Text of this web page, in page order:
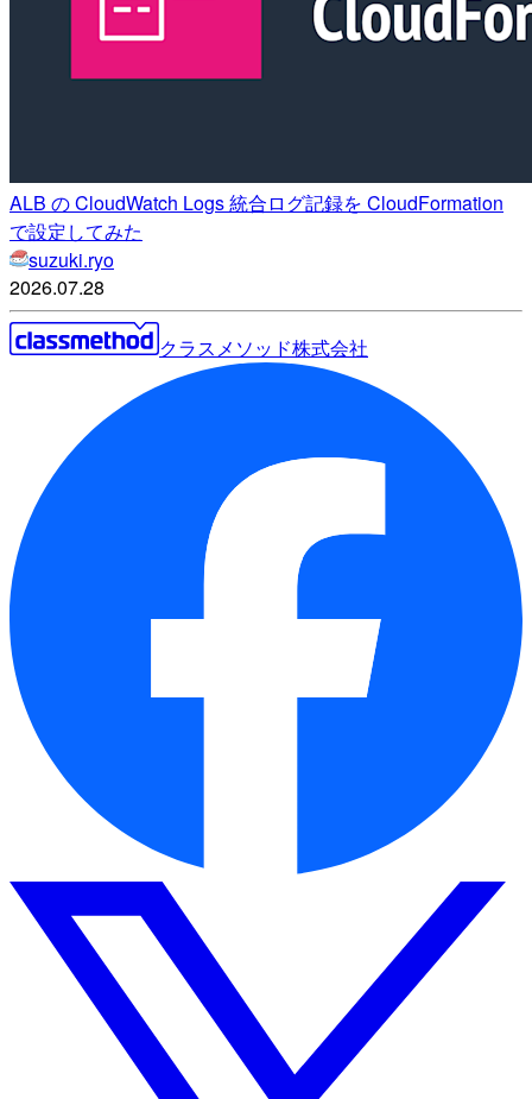
ALB の CloudWatch Logs 統合ログ記録を CloudFormation
で設定してみた
suzuki.ryo
2026.07.28
クラスメソッド株式会社